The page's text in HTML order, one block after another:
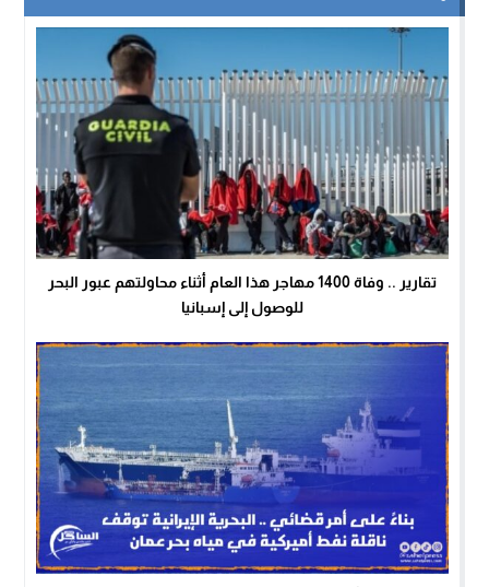
تقارير .. وفاة 1400 مهاجر هذا العام أثناء محاولتهم عبور البحر
للوصول إلى إسبانيا